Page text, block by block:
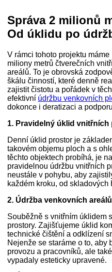
Správa 2 milionů
Od úklidu po
V rámci tohoto projektu
miliony metrů čtverečních
areálů. To je obrovská
škálu činností, které denně
zajistit čistotu a pořádek v
efektivní údržbu venkovních
dokonce i deratizaci a
1. Pravidelný úklid vnitřních
Denní úklid prostor je
takovém objemu ploch a s
těchto objektech probíhá, je
pravidelnou údržbu vnitřních
neustále v pohybu, aby
každém kroku, od
2. Údržba venkovních areálů
Souběžně s vnitřním úklidem
prostory. Zajišťujeme úklid
technické čištění a odklízení
Nejenže se staráme o to, aby
provozu a pracovníků, ale
vypadaly esteticky upravené.